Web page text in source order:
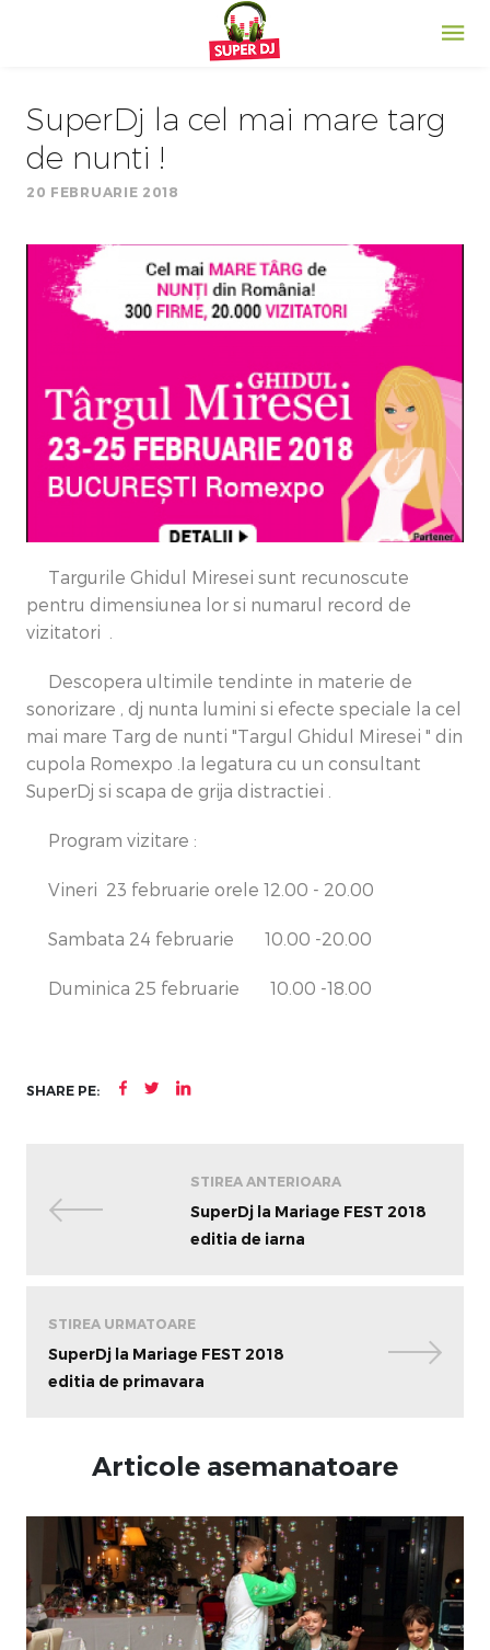
SuperDj la cel mai mare targ
de nunti !
20 FEBRUARIE 2018
Targurile Ghidul Miresei sunt recunoscute
pentru dimensiunea lor si numarul record de
vizitatori .
Descopera ultimile tendinte in materie de
sonorizare , dj nunta lumini si efecte speciale la cel
mai mare Targ de nunti "Targul Ghidul Miresei " din
cupola Romexpo .Ia legatura cu un consultant
SuperDj si scapa de grija distractiei .
Program vizitare :
Vineri 23 februarie orele 12.00 - 20.00
Sambata 24 februarie 10.00 -20.00
Duminica 25 februarie 10.00 -18.00
SHARE PE:
STIREA ANTERIOARA
SuperDj la Mariage FEST 2018
editia de iarna
STIREA URMATOARE
SuperDj la Mariage FEST 2018
editia de primavara
Articole asemanatoare